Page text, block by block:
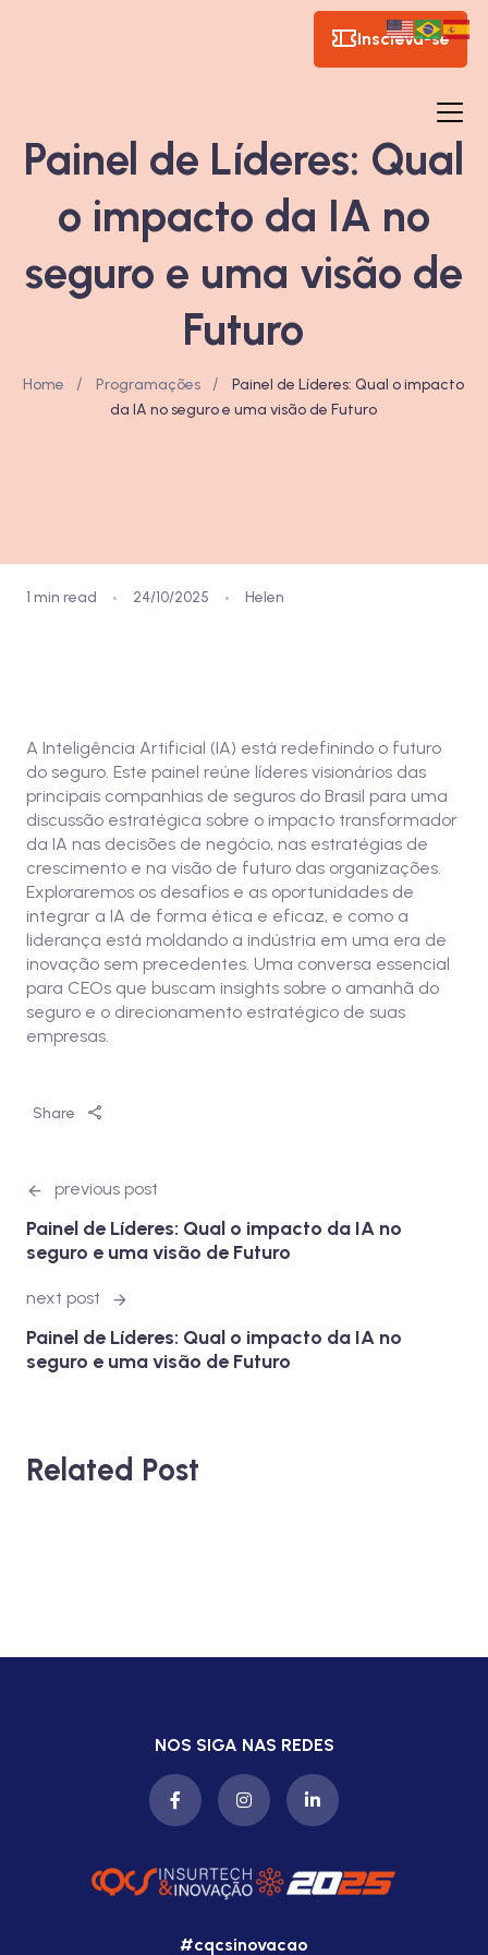
Inscreva-se
Painel de Líderes: Qual
o impacto da IA no
seguro e uma visão de
Futuro
Home / Programações /
Painel de Líderes: Qual o impacto
da IA no seguro e uma visão de Futuro
1 min read 24/10/2025 Helen
A Inteligência Artificial (IA) está redefinindo o futuro
do seguro. Este painel reúne líderes visionários das
principais companhias de seguros do Brasil para uma
discussão estratégica sobre o impacto transformador
da IA nas decisões de negócio, nas estratégias de
crescimento e na visão de futuro das organizações.
Exploraremos os desafios e as oportunidades de
integrar a IA de forma ética e eficaz, e como a
liderança está moldando a indústria em uma era de
inovação sem precedentes. Uma conversa essencial
para CEOs que buscam insights sobre o amanhã do
seguro e o direcionamento estratégico de suas
empresas.
Share
previous post
Painel de Líderes: Qual o impacto da IA no
seguro e uma visão de Futuro
next post
Painel de Líderes: Qual o impacto da IA no
seguro e uma visão de Futuro
Related Post
NOS SIGA NAS REDES
#cqcsinovacao